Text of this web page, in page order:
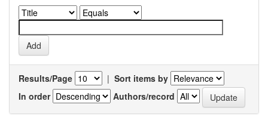
Results/Page | Sort items by
In order
Authors/record